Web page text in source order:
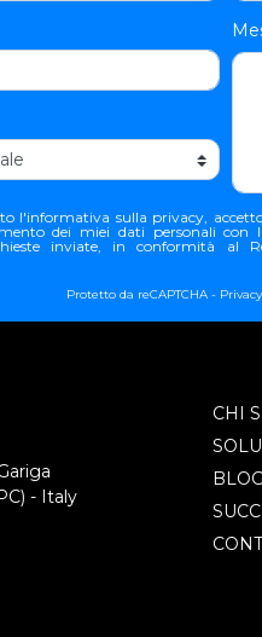
l'informativa sulla privacy,
dei miei dati personali con
inviate, in conformità al
Protetto da reCAPTCHA - Privacy
- Italy
CHI
BLOG